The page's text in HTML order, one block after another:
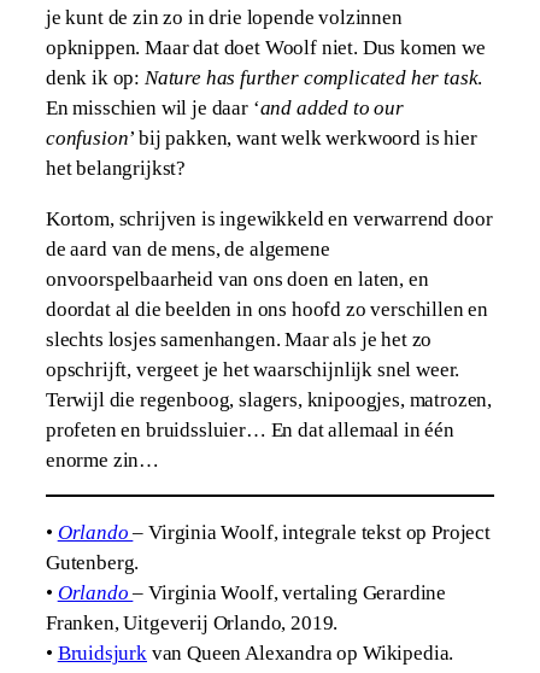
je kunt de zin zo in drie lopende volzinnen
opknippen. Maar dat doet Woolf niet. Dus komen we
denk ik op: Nature has further complicated her task.
En misschien wil je daar ‘and added to our
confusion’ bij pakken, want welk werkwoord is hier
het belangrijkst?
Kortom, schrijven is ingewikkeld en verwarrend door
de aard van de mens, de algemene
onvoorspelbaarheid van ons doen en laten, en
doordat al die beelden in ons hoofd zo verschillen en
slechts losjes samenhangen. Maar als je het zo
opschrijft, vergeet je het waarschijnlijk snel weer.
Terwijl die regenboog, slagers, knipoogjes, matrozen,
profeten en bruidssluier… En dat allemaal in één
enorme zin…
• Orlando– Virginia Woolf, integrale tekst op Project
Gutenberg.
• Orlando– Virginia Woolf, vertaling Gerardine
Franken, Uitgeverij Orlando, 2019.
• Bruidsjurk van Queen Alexandra op Wikipedia.